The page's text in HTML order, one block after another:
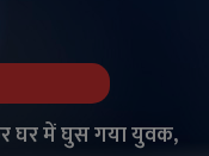
घर में घुस गया युवक,